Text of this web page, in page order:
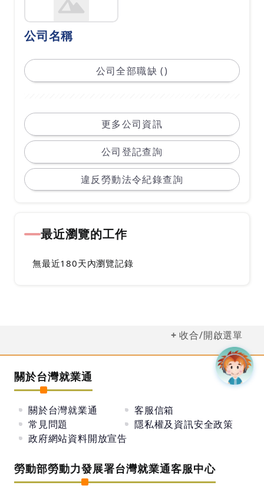
公司名稱
公司全部職缺 ()
更多公司資訊
公司登記查詢
違反勞動法令紀錄查詢
最近瀏覽的工作
無最近180天內瀏覽記錄
收合/開啟選單
關於台灣就業通
關於台灣就業通
客服信箱
常見問題
隱私權及資訊安全政策
政府網站資料開放宣告
勞動部勞動力發展署台灣就業通客服中心